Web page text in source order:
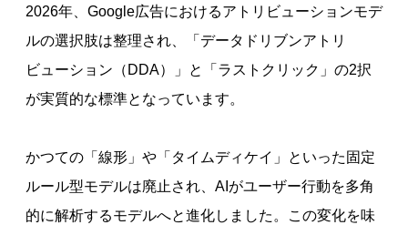
2026年、Google広告におけるアトリビューションモデ
ルの選択肢は整理され、「データドリブンアトリ
ビューション（DDA）」と「ラストクリック」の2択
が実質的な標準となっています。
かつての「線形」や「タイムディケイ」といった固定
ルール型モデルは廃止され、AIがユーザー行動を多角
的に解析するモデルへと進化しました。この変化を味